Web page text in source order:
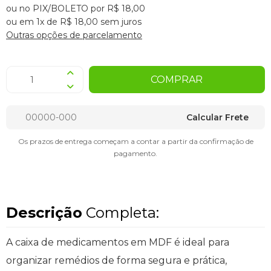
ou no PIX/BOLETO por R$ 18,00
ou em 1x de R$ 18,00 sem juros
Outras opções de parcelamento
COMPRAR
Calcular Frete
Os prazos de entrega começam a contar a partir da confirmação de
pagamento.
Descrição Completa:
A caixa de medicamentos em MDF é ideal para
organizar remédios de forma segura e prática,